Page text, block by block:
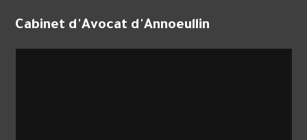
Cabinet d'Avocat d'Annoeullin